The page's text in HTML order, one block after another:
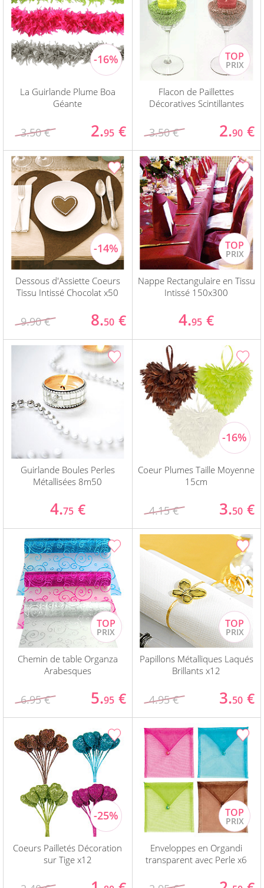
La Guirlande Plume Boa
Géante
3.50 € 2.95 €
Flacon de Paillettes
Décoratives Scintillantes
3.50 € 2.90 €
Dessous d'Assiette Coeurs
Tissu Intissé Chocolat x50
9.90 € 8.50 €
Nappe Rectangulaire en Tissu
Intissé 150x300
4.95 €
Guirlande Boules Perles
Métallisées 8m50
4.75 €
Coeur Plumes Taille Moyenne
15cm
4.15 € 3.50 €
Chemin de table Organza
Arabesques
6.95 € 5.95 €
Papillons Métalliques Laqués
Brillants x12
4.95 € 3.50 €
Coeurs Pailletés Décoration
sur Tige x12
Enveloppes en Organdi
transparent avec Perle x6